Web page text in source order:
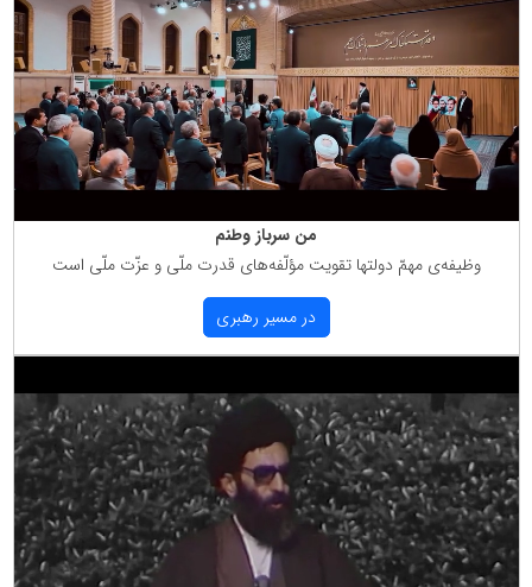
من سرباز وطنم
وظیفه‌ی مهمّ دولتها تقویت مؤلّفه‌های قدرت ملّی و عزّت ملّی است
در مسیر رهبری